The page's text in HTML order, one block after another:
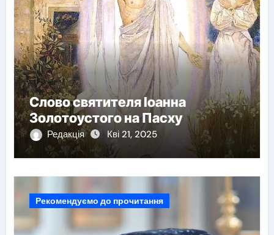
Слово святителя Іоанна
Золотоустого на Пасху
Редакція Кві 21, 2025
Рекомендуємо до прочитання